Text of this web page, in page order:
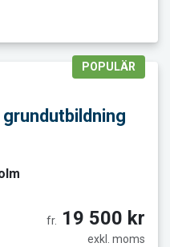
- grundutbildning
POPULÄR
fr. 19 500 kr
exkl. moms